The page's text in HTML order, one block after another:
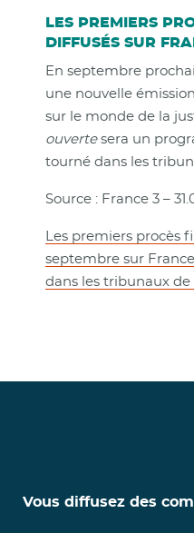
LES PREMIERS
DIFFUSÉS SUR
En septembre
une nouvelle
sur le monde de la
ouvertesera un
tourné dans les
Source : France 3 –
Les premiers procès
septembre sur
dans les tribunaux
Vous diffusez des